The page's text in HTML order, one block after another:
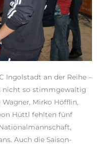
Ingolstadt an der Reihe –
nicht so stimmgewaltig
Mirko Höfflin,
Hüttl fehlten fünf
Auch die Saison-